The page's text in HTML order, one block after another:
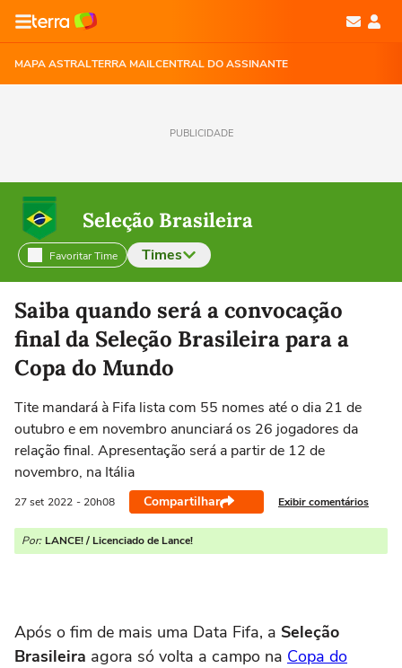
MAPA ASTRALTERRA MAILCENTRAL DO ASSINANTE
PUBLICIDADE
Seleção Brasileira
Favoritar Time Times
Selecione o time para ver as notícias
Saiba quando será a convocação
final da Seleção Brasileira para a
Copa do Mundo
Tite mandará à Fifa lista com 55 nomes até o dia 21 de
outubro e em novembro anunciará os 26 jogadores da
relação final. Apresentação será a partir de 12 de
novembro, na Itália
27 set 2022 - 20h08 Compartilhar Exibir comentários
Por: LANCE! / Licenciado de Lance!
Após o fim de mais uma Data Fifa, a Seleção
Brasileira agora só volta a campo na Copa do